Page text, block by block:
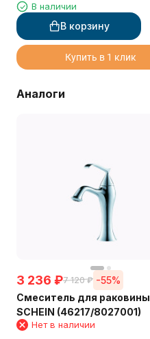
В наличии
В корзину
Купить в 1 клик
Аналоги
3 236 ₽7 120 ₽ -55%
Смеситель для раковины
SCHEIN (46217/8027001)
Нет в наличии